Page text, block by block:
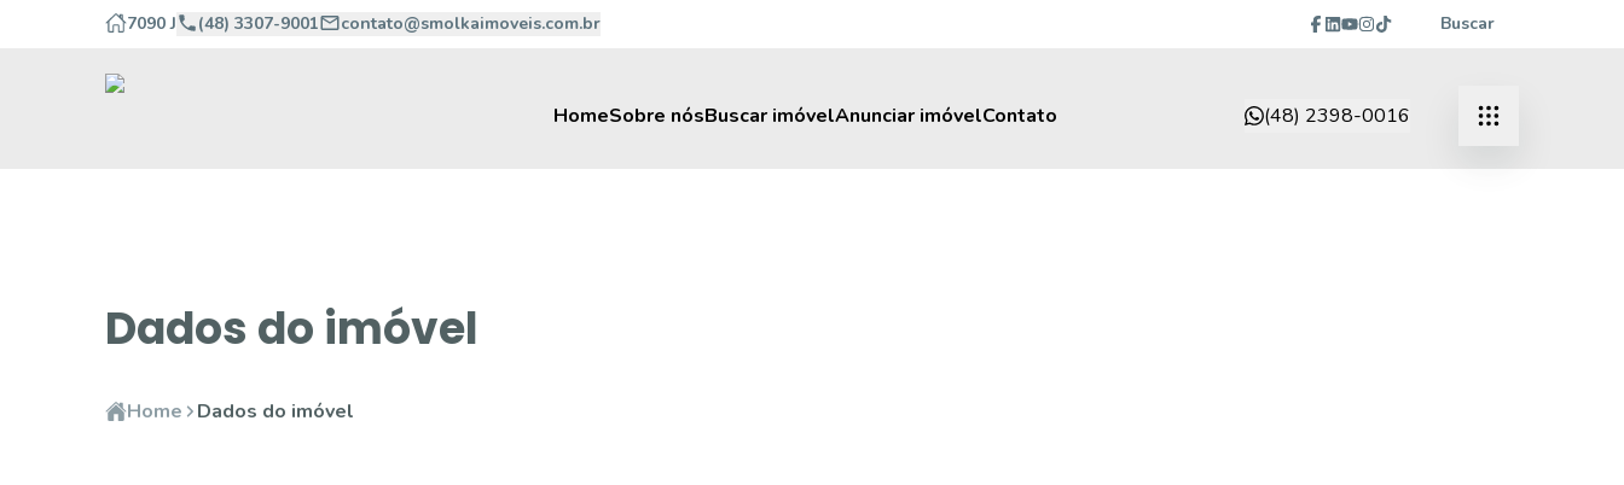
7090 J (48) 3307-9001 contato@smolkaimoveis.com.br Buscar
HomeSobre nósBuscar imóvelAnunciar imóvelContato (48) 2398-0016
Dados do imóvel
Home Dados do imóvel